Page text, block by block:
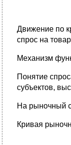
Движение по
спрос на
Механизм
Понятие
субъектов,
На рыночный
Кривая